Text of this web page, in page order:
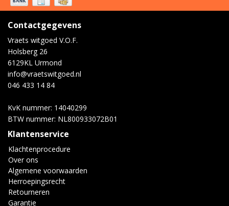
Contactgegevens
Vraets witgoed V.O.F.
Holsberg 26
6129KL Urmond
info@vraetswitgoed.nl
046 433 14 84
KvK nummer: 14040299
BTW nummer: NL800933072B01
Klantenservice
Klachtenprocedure
Over ons
Algemene voorwaarden
Herroepingsrecht
Retourneren
Garantie